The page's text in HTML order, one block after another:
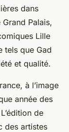
dans
Palais,
Lille
tels que Gad
et qualité.
à l’image
année des
de
des artistes